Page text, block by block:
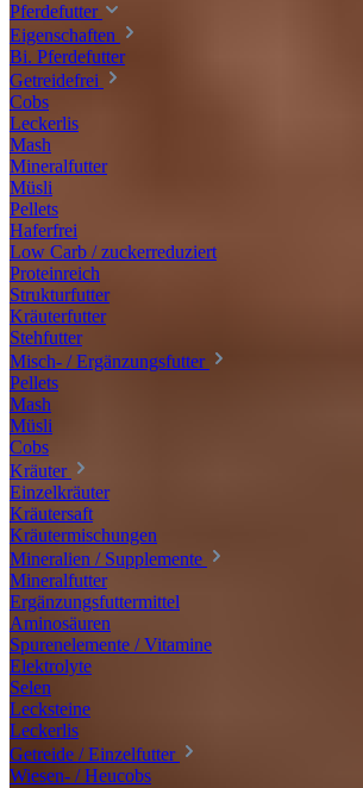
Pferdefutter
Eigenschaften
Bi. Pferdefutter
Getreidefrei
Cobs
Leckerlis
Mash
Mineralfutter
Müsli
Pellets
Haferfrei
Low Carb / zuckerreduziert
Proteinreich
Strukturfutter
Kräuterfutter
Stehfutter
Misch- / Ergänzungsfutter
Pellets
Mash
Müsli
Cobs
Kräuter
Einzelkräuter
Kräutersaft
Kräutermischungen
Mineralien / Supplemente
Mineralfutter
Ergänzungsfuttermittel
Aminosäuren
Spurenelemente / Vitamine
Elektrolyte
Selen
Lecksteine
Leckerlis
Getreide / Einzelfutter
Wiesen- / Heucobs